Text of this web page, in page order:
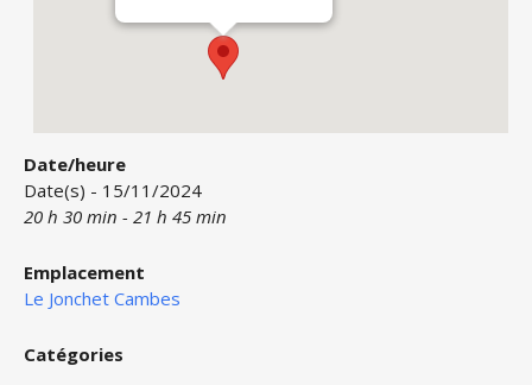
Date/heure
Date(s) - 15/11/2024
20 h 30 min - 21 h 45 min
Emplacement
Le Jonchet Cambes
Catégories